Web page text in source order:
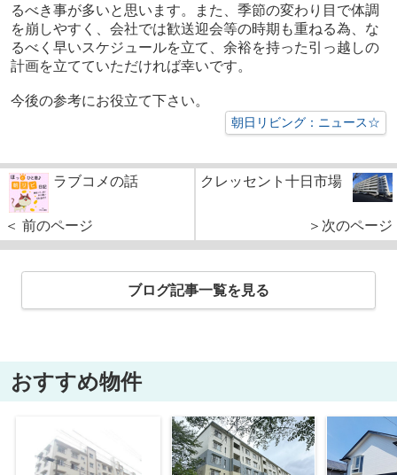
るべき事が多いと思います。また、季節の変わり目で体調
を崩しやすく、会社では歓送迎会等の時期も重ねる為、な
るべく早いスケジュールを立て、余裕を持った引っ越しの
計画を立てていただければ幸いです。
今後の参考にお役立て下さい。
朝日リビング：ニュース☆
ラブコメの話
＜ 前のページ
クレッセント十日市場
＞次のページ
ブログ記事一覧を見る
おすすめ物件